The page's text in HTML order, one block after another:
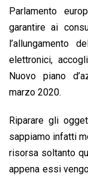
Parlamento
garantire ai
l’allungamento
elettronici,
Nuovo piano
marzo 2020.
Riparare gli
sappiamo infatti
risorsa soltanto
appena essi